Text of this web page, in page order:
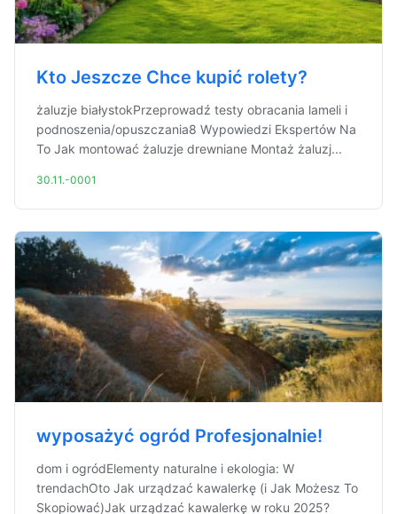
Kto Jeszcze Chce kupić rolety?
żaluzje białystokPrzeprowadź testy obracania lameli i
podnoszenia/opuszczania8 Wypowiedzi Ekspertów Na
To Jak montować żaluzje drewniane Montaż żaluzj...
30.11.-0001
wyposażyć ogród Profesjonalnie!
dom i ogródElementy naturalne i ekologia: W
trendachOto Jak urządzać kawalerkę (i Jak Możesz To
Skopiować)Jak urządzać kawalerkę w roku 2025?